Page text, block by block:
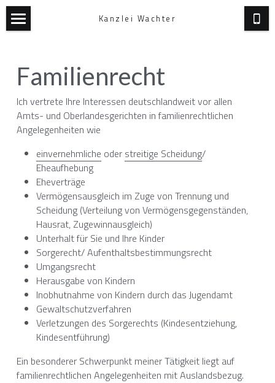
Kanzlei Wachter
Rechtsgebiete
News
Dokumente
Kooperationen
Kontakt
Anfahrt
Impressum
Familienrecht
Ich vertrete Ihre Interessen deutschlandweit vor allen
Amts- und Oberlandesgerichten in familienrechtlichen
Angelegenheiten wie
einvernehmliche oder streitige Scheidung/
Eheaufhebung
Eheverträge
Vermögensausgleich im Zuge von Trennung und
Scheidung (Verteilung von Vermögensgegenständen,
Hausrat, Zugewinnausgleich)
Unterhalt für Sie und Ihre Kinder
Sorgerecht/ Aufenthaltsbestimmungsrecht
Umgangsrecht
Herausgabe von Kindern
Inobhutnahme von Kindern durch das Jugendamt
Gewaltschutzverfahren
Verletzungen des Sorgerechts (Kindesentziehung,
Kindesentführung)
Ein besonderer Schwerpunkt meiner Tätigkeit liegt auf
familienrechtlichen Angelegenheiten mit Auslandsbezug.